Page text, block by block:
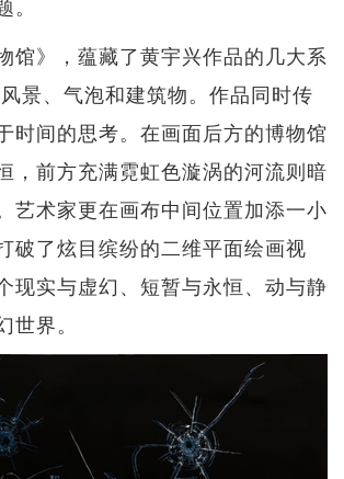
馆》，蕴藏了黄宇兴作品的几大系
景、气泡和建筑物。作品同时传
时间的思考。在画面后方的博物馆
，前方充满霓虹色漩涡的河流则暗
艺术家更在画布中间位置加添一小
破了炫目缤纷的二维平面绘画视
现实与虚幻、短暂与永恒、动与静
界。